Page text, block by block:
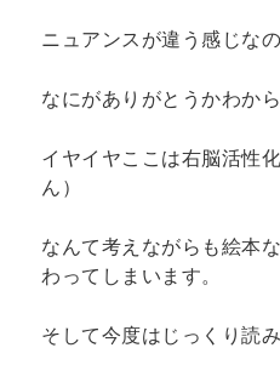
ニュアンスが違う感じなの
なにがありがとうかわから
イヤイヤここは右脳活性
ん）
なんて考えながらも絵本
わってしまいます。
そして今度はじっくり読